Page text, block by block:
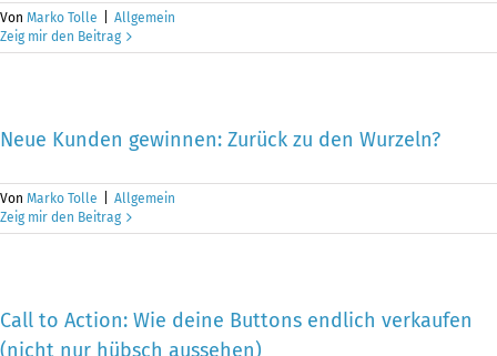
Von Marko Tolle
Allgemein
Zeig mir den Beitrag
Neue Kunden gewinnen: Zurück zu den Wurzeln?
Von Marko Tolle
Allgemein
Zeig mir den Beitrag
Call to Action: Wie deine Buttons endlich verkaufen
(nicht nur hübsch aussehen)